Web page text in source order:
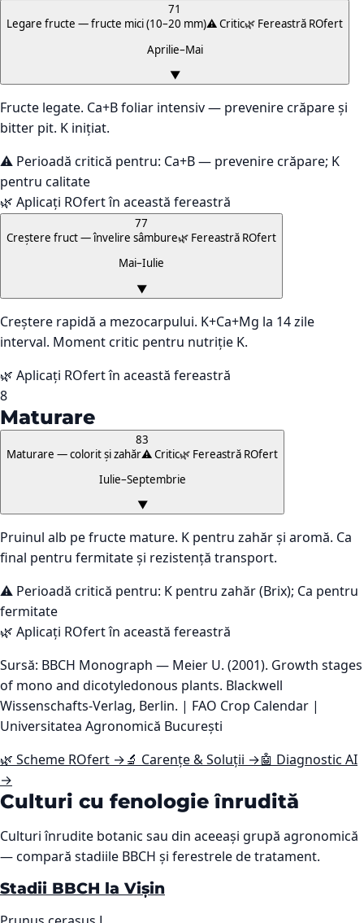
71
Legare fructe — fructe mici (10–20 mm)⚠️ Critic🌿 Fereastră ROfert
Aprilie–Mai
▼
Fructe legate. Ca+B foliar intensiv — prevenire crăpare și
bitter pit. K inițiat.
⚠️ Perioadă critică pentru: Ca+B — prevenire crăpare; K
pentru calitate
🌿 Aplicați ROfert în această fereastră
77
Creștere fruct — învelire sâmbure🌿 Fereastră ROfert
Mai–Iulie
▼
Creștere rapidă a mezocarpului. K+Ca+Mg la 14 zile
interval. Moment critic pentru nutriție K.
🌿 Aplicați ROfert în această fereastră
8
Maturare
83
Maturare — colorit și zahăr⚠️ Critic🌿 Fereastră ROfert
Iulie–Septembrie
▼
Pruinul alb pe fructe mature. K pentru zahăr și aromă. Ca
final pentru fermitate și rezistență transport.
⚠️ Perioadă critică pentru: K pentru zahăr (Brix); Ca pentru
fermitate
🌿 Aplicați ROfert în această fereastră
Sursă: BBCH Monograph — Meier U. (2001). Growth stages
of mono and dicotyledonous plants. Blackwell
Wissenschafts-Verlag, Berlin. | FAO Crop Calendar |
Universitatea Agronomică București
🌿 Scheme ROfert →🔬 Carențe & Soluții →🤖 Diagnostic AI
→
Culturi cu fenologie înrudită
Culturi înrudite botanic sau din aceeași grupă agronomică
— compară stadiile BBCH și ferestrele de tratament.
Stadii BBCH la Vișin